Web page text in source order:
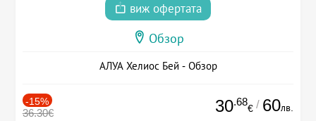
виж офертата
Обзор
АЛУА Хелиос Бей - Обзор
-15%
36.30€ 30.68
€ / 60лв.